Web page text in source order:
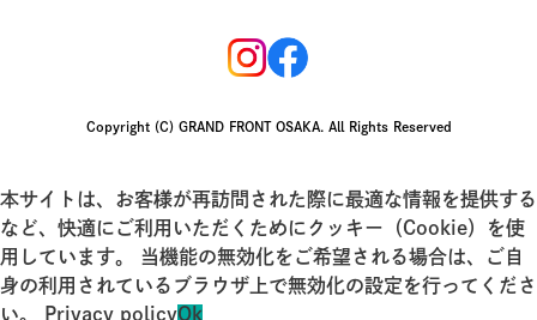
Copyright (C) GRAND FRONT OSAKA. All Rights Reserved
本サイトは、お客様が再訪問された際に最適な情報を提供する
など、快適にご利用いただくためにクッキー（Cookie）を使
用しています。 当機能の無効化をご希望される場合は、ご自
身の利用されているブラウザ上で無効化の設定を行ってくださ
い。
Privacy policyOk